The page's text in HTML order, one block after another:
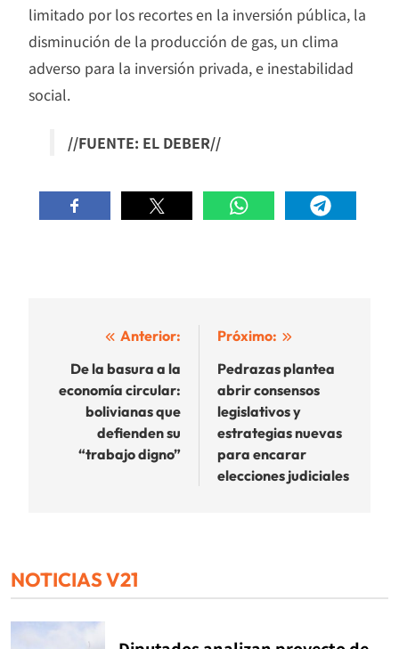
limitado por los recortes en la inversión pública, la
disminución de la producción de gas, un clima
adverso para la inversión privada, e inestabilidad
social.
//FUENTE: EL DEBER//
Navegación
entradas
Anterior:
De la basura a la
economía circular:
bolivianas que
defienden su
“trabajo digno”
Próximo:
Pedrazas plantea
abrir consensos
legislativos y
estrategias nuevas
para encarar
elecciones judiciales
NOTICIAS V21